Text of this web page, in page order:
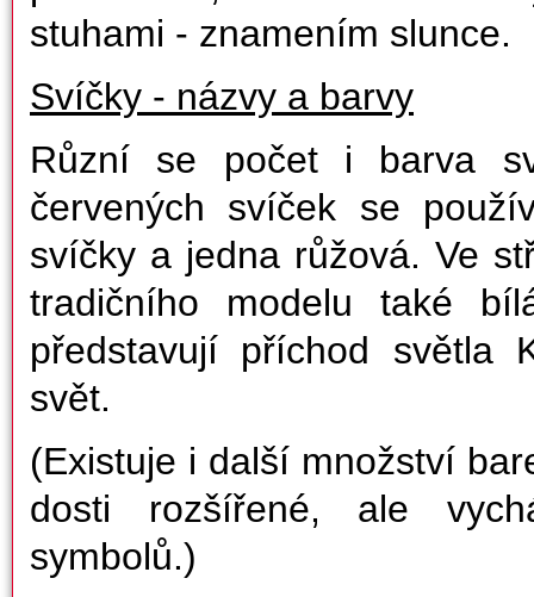
stuhami - znamením slunce.
Svíčky - názvy a barvy
Různí se počet i barva
červených svíček se
svíčky a jedna růžová. Ve
tradičního modelu také
představují příchod světla
svět.
(Existuje i další množství
dosti rozšířené, ale
symbolů.)